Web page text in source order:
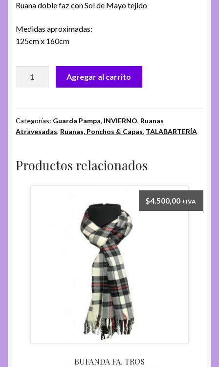
Ruana doble faz con Sol de Mayo tejido
Medidas aproximadas:
125cm x 160cm
Tejido
-
Crudo
Agregar al carrito
Categorías: Guarda Pampa, INVIERNO, Ruanas
Atravesadas, Ruanas, Ponchos & Capas, TALABARTERÍA
Productos relacionados
BUFANDA FA. TROS
$4.500,00 +IVA